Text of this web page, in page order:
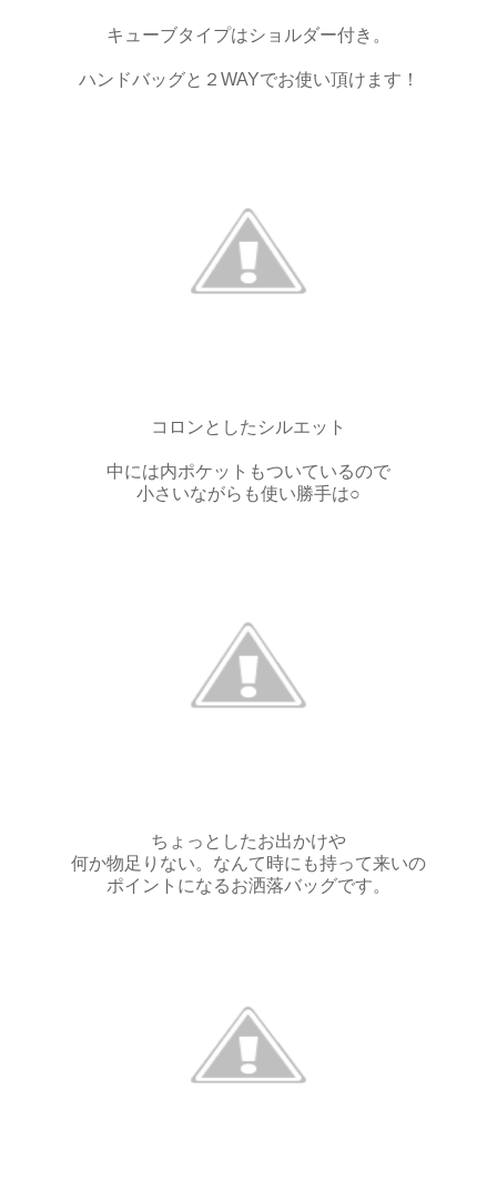
キューブタイプはショルダー付き。
ハンドバッグと２WAYでお使い頂けます！
コロンとしたシルエット
中には内ポケットもついているので
小さいながらも使い勝手は○
ちょっとしたお出かけや
何か物足りない。なんて時にも持って来いの
ポイントになるお洒落バッグです。